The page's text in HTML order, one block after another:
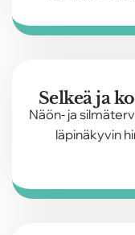
Selkeä ja
Näön- ja
läpinäkyvin